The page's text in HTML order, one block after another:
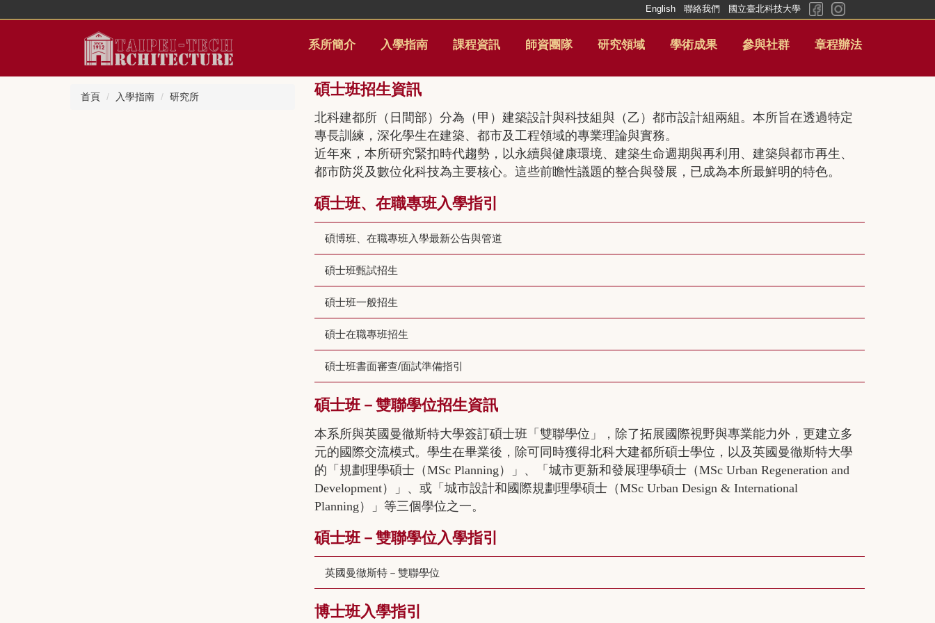
系所簡介 入學指南 課程資訊 師資團隊 研究領域 學術成果 參與社群 章程辦法
English 聯絡我們 國立臺北科技大學
首頁 入學指南 研究所 碩士班招生資訊
北科建都所（日間部）分為（甲）建築設計與科技組與（乙）都市設計組兩組。本所旨在透過特定
專長訓練，深化學生在建築、都市及工程領域的專業理論與實務。
近年來，本所研究緊扣時代趨勢，以永續與健康環境、建築生命週期與再利用、建築與都市再生、
都市防災及數位化科技為主要核心。這些前瞻性議題的整合與發展，已成為本所最鮮明的特色。
碩士班、在職專班入學指引
碩博班、在職專班入學最新公告與管道
碩士班甄試招生
碩士班一般招生
碩士在職專班招生
碩士班書面審查/面試準備指引
碩士班－雙聯學位招生資訊
本系所與英國曼徹斯特大學簽訂碩士班「雙聯學位」，除了拓展國際視野與專業能力外，更建立多
元的國際交流模式。學生在畢業後，除可同時獲得北科大建都所碩士學位，以及英國曼徹斯特大學
的「規劃理學碩士（MSc Planning）」、「城市更新和發展理學碩士（MSc Urban Regeneration and
Development）」、或「城市設計和國際規劃理學碩士（MSc Urban Design & International
Planning）」等三個學位之一。
碩士班－雙聯學位入學指引
英國曼徹斯特－雙聯學位
博士班入學指引